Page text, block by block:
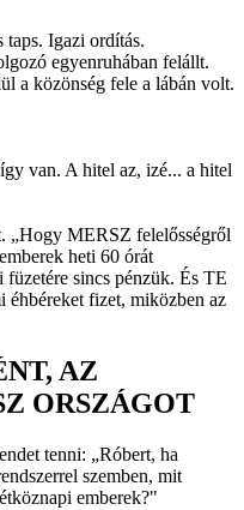
Igazi ordítás.
egyenruhában felállt.
a közönség fele a lábán volt.
van. A hitel az, izé... a hitel
„Hogy MERSZ felelősségről
heti 60 órát
sincs pénzük. És TE
éhbéreket fizet, miközben az
AZ
ORSZÁGOT
tenni: „Róbert, ha
szemben, mit
emberek?"